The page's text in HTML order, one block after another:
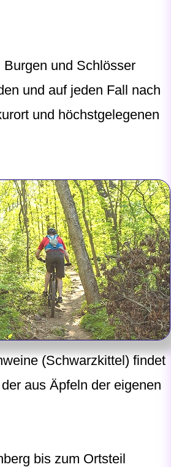
und Schlösser
und auf jeden Fall nach
und höchstgelegenen
(Schwarzkittel) findet
aus Äpfeln der eigenen
bis zum Ortsteil